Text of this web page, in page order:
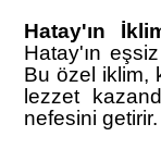
Hatay'ın
Hatay'ın
Bu özel iklim,
lezzet
nefesini getirir.